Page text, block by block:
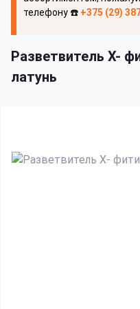
телефону ☎️ +375 (29)
Разветвитель Х-
латунь